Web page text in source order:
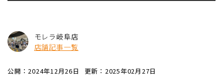
モレラ岐阜店
店舗記事一覧
公開：2024年12月26日 更新：2025年02月27日